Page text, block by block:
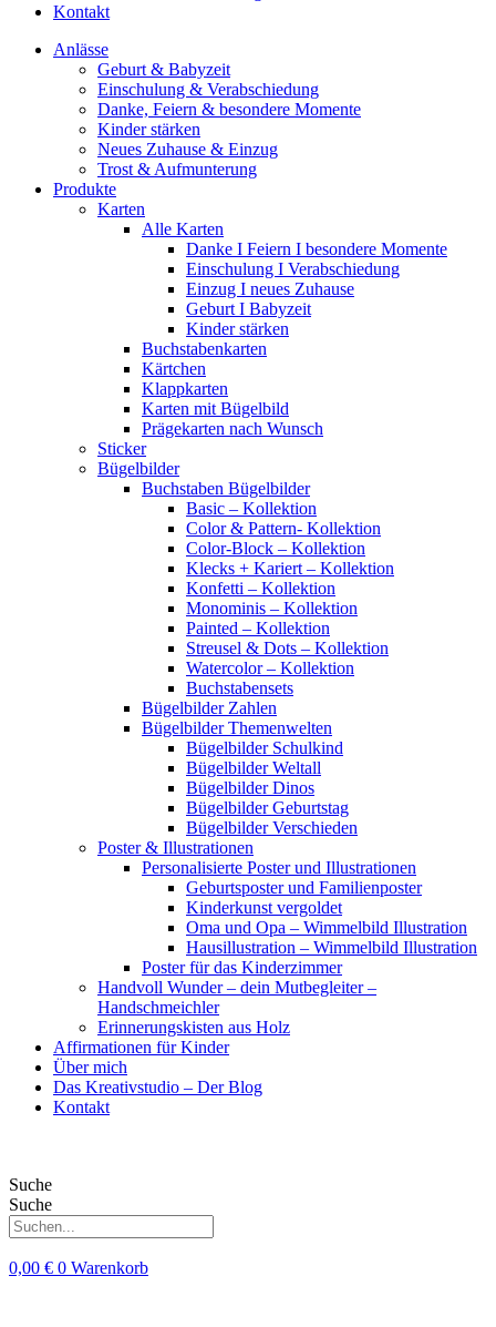
Kontakt
Anlässe
Geburt & Babyzeit
Einschulung & Verabschiedung
Danke, Feiern & besondere Momente
Kinder stärken
Neues Zuhause & Einzug
Trost & Aufmunterung
Produkte
Karten
Alle Karten
Danke I Feiern I besondere Momente
Einschulung I Verabschiedung
Einzug I neues Zuhause
Geburt I Babyzeit
Kinder stärken
Buchstabenkarten
Kärtchen
Klappkarten
Karten mit Bügelbild
Prägekarten nach Wunsch
Sticker
Bügelbilder
Buchstaben Bügelbilder
Basic – Kollektion
Color & Pattern- Kollektion
Color-Block – Kollektion
Klecks + Kariert – Kollektion
Konfetti – Kollektion
Monominis – Kollektion
Painted – Kollektion
Streusel & Dots – Kollektion
Watercolor – Kollektion
Buchstabensets
Bügelbilder Zahlen
Bügelbilder Themenwelten
Bügelbilder Schulkind
Bügelbilder Weltall
Bügelbilder Dinos
Bügelbilder Geburtstag
Bügelbilder Verschieden
Poster & Illustrationen
Personalisierte Poster und Illustrationen
Geburtsposter und Familienposter
Kinderkunst vergoldet
Oma und Opa – Wimmelbild Illustration
Hausillustration – Wimmelbild Illustration
Poster für das Kinderzimmer
Handvoll Wunder – dein Mutbegleiter –
Handschmeichler
Erinnerungskisten aus Holz
Affirmationen für Kinder
Über mich
Das Kreativstudio – Der Blog
Kontakt
Suche
Suche
0,00 € 0 Warenkorb